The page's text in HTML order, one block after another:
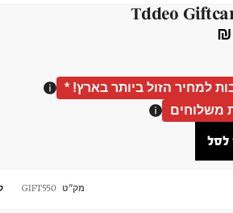
Tddeo
למחיר הזול ביותר בארץ! *
משלוחים
לסל
מק"ט GIFT550